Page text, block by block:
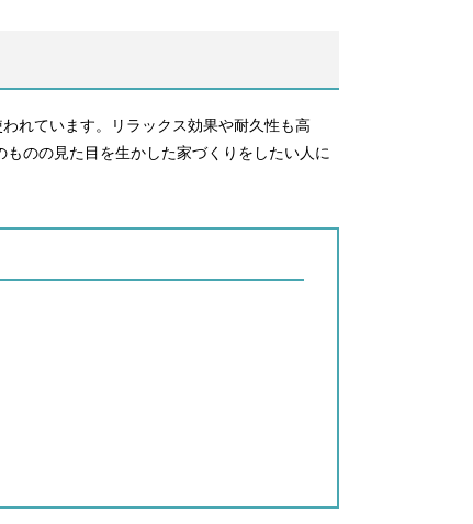
れています。リラックス効果や耐久性も高
のの見た目を生かした家づくりをしたい人に